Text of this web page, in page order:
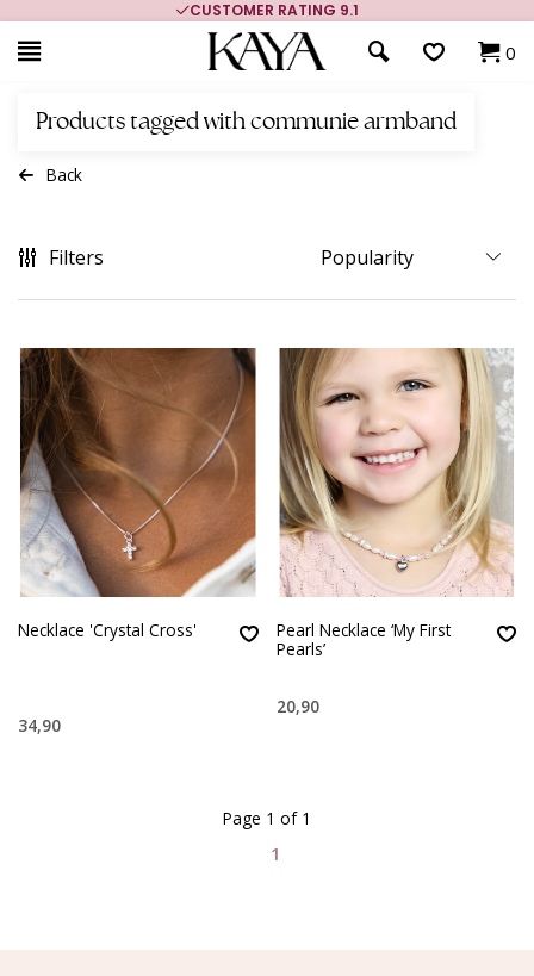
CUSTOMER RATING 9.1
0
Products tagged with communie armband
Back
Filters
Necklace 'Crystal Cross'
34,90
Pearl Necklace ‘My First
Pearls’
20,90
1
Page 1 of 1